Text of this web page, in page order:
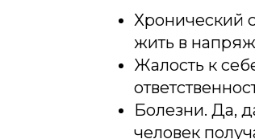
Хронический
жить в
Жалость к
Болезни. Да,
человек